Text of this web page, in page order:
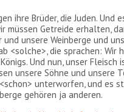
ihre Brüder, die Juden. Und
müssen Getreide erhalten,
unsere Weinberge und
<solche>, die sprachen: Wir
Und nun, unser Fleisch
unsere Söhne und unsere
unterworfen, und es
gehören ja anderen.